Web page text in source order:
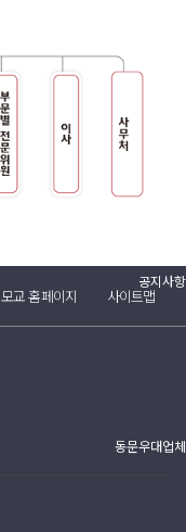
공지사항
동문우대업체
모교 홈페이지 사이트맵